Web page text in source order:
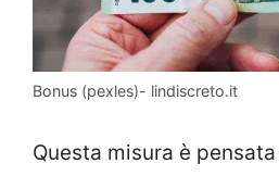
Bonus (pexles)- lindiscreto.it
Questa misura è